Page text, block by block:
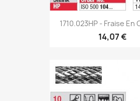
1710.023HP - Fraise En
14,07 €